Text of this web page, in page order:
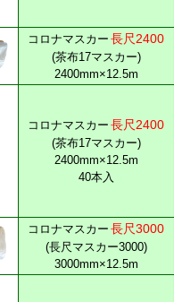
コロナマスカー 長尺2400
(茶布17マスカー)
2400mm×12.5m
コロナマスカー 長尺2400
(茶布17マスカー)
2400mm×12.5m
40本入
コロナマスカー 長尺3000
(長尺マスカー3000)
3000mm×12.5m